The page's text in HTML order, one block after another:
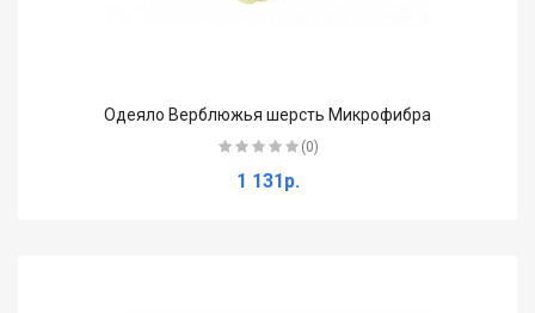
Одеяло Верблюжья шерсть Микрофибра
(0)
1 131р.